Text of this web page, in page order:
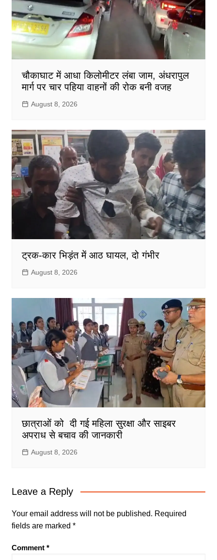
चौकाघाट में आधा किलोमीटर लंबा जाम, अंधरापुल
मार्ग पर चार पहिया वाहनों की रोक बनी वजह
August 8, 2026
ट्रक-कार भिड़ंत में आठ घायल, दो गंभीर
August 8, 2026
छात्राओं को दी गई महिला सुरक्षा और साइबर
अपराध से बचाव की जानकारी
August 8, 2026
Leave a Reply
Your email address will not be published. Required
fields are marked *
Comment *